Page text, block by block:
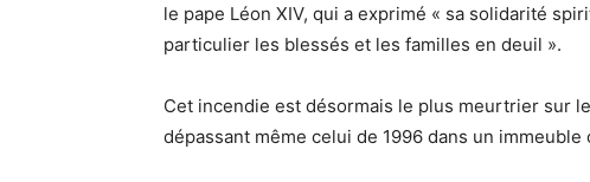
le pape Léon XIV, qui a exprimé « sa solidarité
particulier les blessés et les familles en deuil ».
Cet incendie est désormais le plus meurtrier sur
dépassant même celui de 1996 dans un